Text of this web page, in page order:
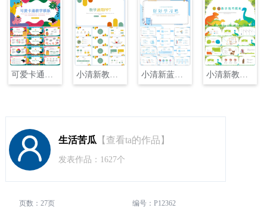
小清新蓝色教学通用PPT
生活苦瓜 【查看ta的作品】
发表作品：1627个
页数：27页 编号：P12362